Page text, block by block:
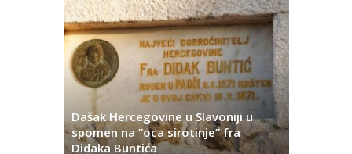
Dašak Hercegovine u Slavoniji u
spomen na “oca sirotinje” fra
Didaka Buntića